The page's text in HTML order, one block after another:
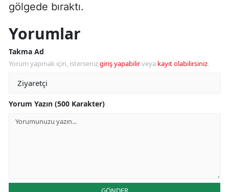
gölgede bıraktı.
Yorumlar
Takma Ad
Yorum yapmak için, istersenizgiriş yapabilirveya kayıt olabilirsiniz.
Yorum Yazın (500 Karakter)